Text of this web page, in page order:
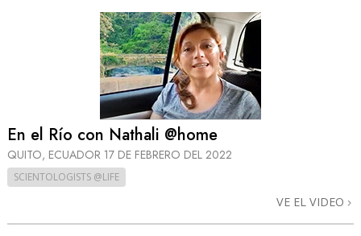
En el Río con Nathali @home
QUITO, ECUADOR 17 DE FEBRERO DEL 2022
SCIENTOLOGISTS @LIFE
VE EL VIDEO